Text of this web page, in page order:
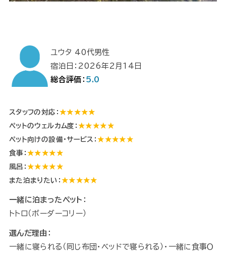
ユウタ 40代男性
宿泊日：2026年2月14日
総合評価： 5.0
スタッフの対応： ★★★★★
ペットのウェルカム度：★★★★★
ペット向けの設備・サービス：★★★★★
食事：★★★★★
風呂：★★★★★
また泊まりたい： ★★★★★
一緒に泊まったペット：
トトロ（ボーダーコリー）
選んだ理由：
一緒に寝られる（同じ布団・ベッドで寝られる）・一緒に食事Ｏ